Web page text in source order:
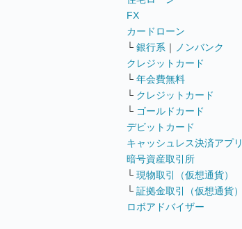
FX
カードローン
└ 銀行系 ｜
ノンバンク
クレジットカード
└ 年会費無料
└ クレジットカード
└ ゴールドカード
デビットカード
キャッシュレス決済アプリ
暗号資産取引所
└ 現物取引（仮想通貨）
└ 証拠金取引（仮想通貨）
ロボアドバイザー